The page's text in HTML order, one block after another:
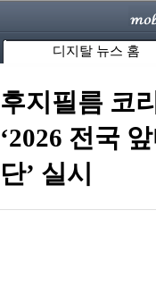
디지탈 뉴스 홈
후지필름 코
‘2026 전국
단’ 실시